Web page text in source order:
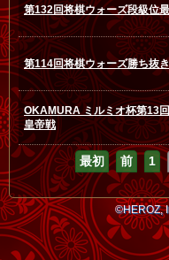
第132回将棋ウォーズ段級位
第114回将棋ウォーズ勝ち抜
OKAMURA ミルミオ杯第13
皇帝戦
最初 前 1
©HEROZ,